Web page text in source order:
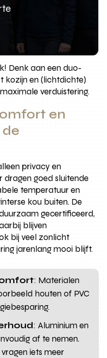
Denk aan een duo-
kozijn en (lichtdichte)
verduistering.
en
privacy en
dragen goed sluitende
temperatuur en
kou buiten. De
gecertificeerd,
blijven
bij veel zonlicht
jarenlang mooi blijft.
: Materialen
houten of PVC
: Aluminium en
af te nemen.
iets meer